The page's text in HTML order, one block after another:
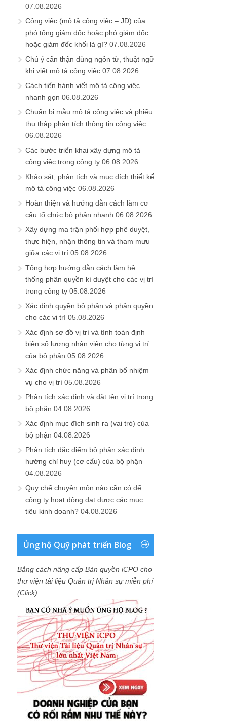
07.08.2026
Công việc (mô tả công việc – JD) của
phó tổng giám đốc hoặc phó giám đốc
hoặc giám đốc khối là gì? 07.08.2026
Chú ý cẩn thận dùng ngôn từ, thuật ngữ
khi viết mô tả công việc 07.08.2026
Cách tiến hành viết mô tả công việc
nhanh gọn 06.08.2026
Chuẩn bị mẫu mô tả công việc và phiếu
thu thập phân tích thông tin công việc
06.08.2026
Các bước triển khai xây dựng mô tả
công việc trong công ty 06.08.2026
Khảo sát, phân tích và mục đích thiết kế
mô tả công việc 06.08.2026
Hoàn thiện và hướng dẫn cách làm cơ
cấu tổ chức bộ phận nhanh 06.08.2026
Xây dựng ma trận phối hợp phê duyệt,
thực hiện, nhận thông tin và tham mưu
giữa các vị trí 05.08.2026
Tổng hợp hướng dẫn cách làm hệ
thống phân quyền kí duyệt cho các vị trí
trong công ty 05.08.2026
Xác định quyền bộ phận và phân quyền
cho các vị trí 05.08.2026
Xác định sơ đồ vị trí và tính toán định
biên số lượng nhân viên cho từng vị trí
của bộ phận 05.08.2026
Xác định chức năng và phân bổ nhiệm
vụ cho vị trí 05.08.2026
Phân tích xác định và đặt tên vị trí trong
bộ phận 04.08.2026
Xác định mục đích sinh ra (vai trò) của
bộ phận 04.08.2026
Phân tích đặc điểm bộ phận xác định
hướng chỉ huy (cơ cấu) của bộ phận
04.08.2026
Quy chế chuyên môn nào cần có để
công ty hoạt động đạt được các mục
tiêu kinh doanh? 04.08.2026
Ủng hộ Quỹ phát triển Blog
Bằng cách nâng cấp Bản quyền iCPO cho
thư viện tài liệu Quản trị Nhân sự miễn phí
(Click)